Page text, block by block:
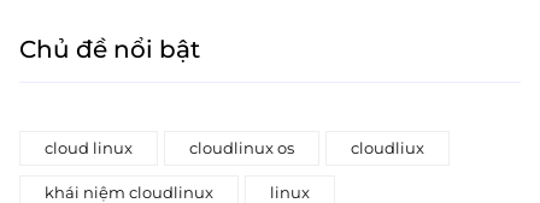
Chủ đề nổi bật
cloud linux cloudlinux os cloudliux
khái niệm cloudlinux linux